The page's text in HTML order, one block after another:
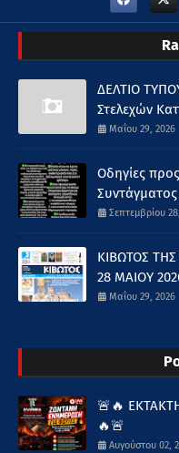
ΔΕΛΤΙΟ
Στελεχών
Μαΐου 29, 2026
Οδηγίες
Συντάγματος
Σεπτεμβρίου
ΚΙΒΩΤΟΣ
28 ΜΑΙΟΥ
Μαΐου 29, 2026
🚨🔥
🔥🚨
Αυγούστου 02,